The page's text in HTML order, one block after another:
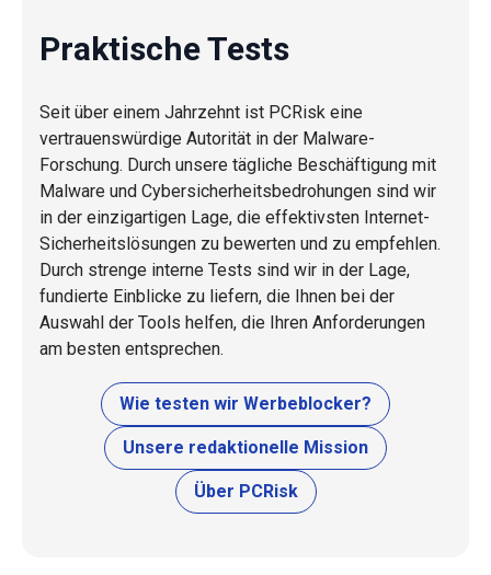
Praktische Tests
Seit über einem Jahrzehnt ist PCRisk eine
vertrauenswürdige Autorität in der Malware-
Forschung. Durch unsere tägliche Beschäftigung mit
Malware und Cybersicherheitsbedrohungen sind wir
in der einzigartigen Lage, die effektivsten Internet-
Sicherheitslösungen zu bewerten und zu empfehlen.
Durch strenge interne Tests sind wir in der Lage,
fundierte Einblicke zu liefern, die Ihnen bei der
Auswahl der Tools helfen, die Ihren Anforderungen
am besten entsprechen.
Wie testen wir Werbeblocker?
Unsere redaktionelle Mission
Über PCRisk